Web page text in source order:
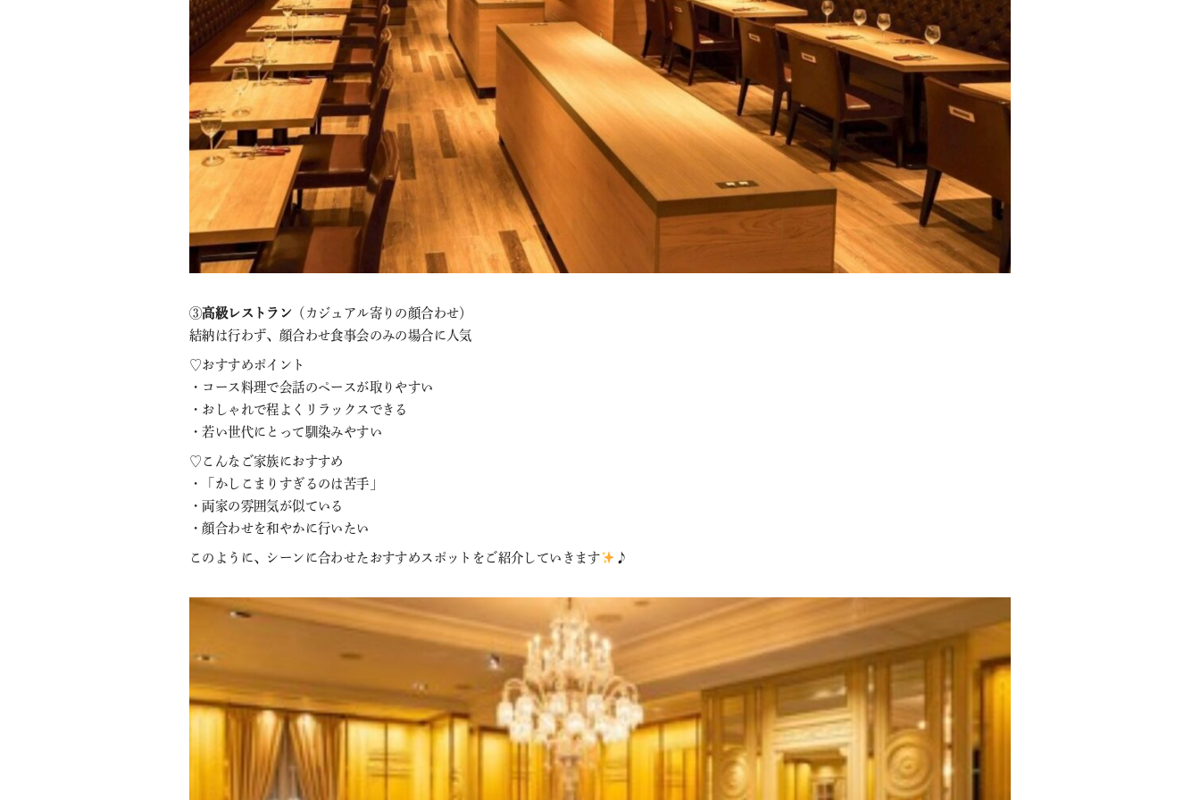
③高級レストラン （カジュアル寄りの顔合わせ）
結納は行わず、顔合わせ食事会のみの場合に人気
♡おすすめポイント
・コース料理で会話のペースが取りやすい
・おしゃれで程よくリラックスできる
・若い世代にとって馴染みやすい
♡こんなご家族におすすめ
・「かしこまりすぎるのは苦手」
・両家の雰囲気が似ている
・顔合わせを和やかに行いたい
このように、シーンに合わせたおすすめスポットをご紹介していきます ♪